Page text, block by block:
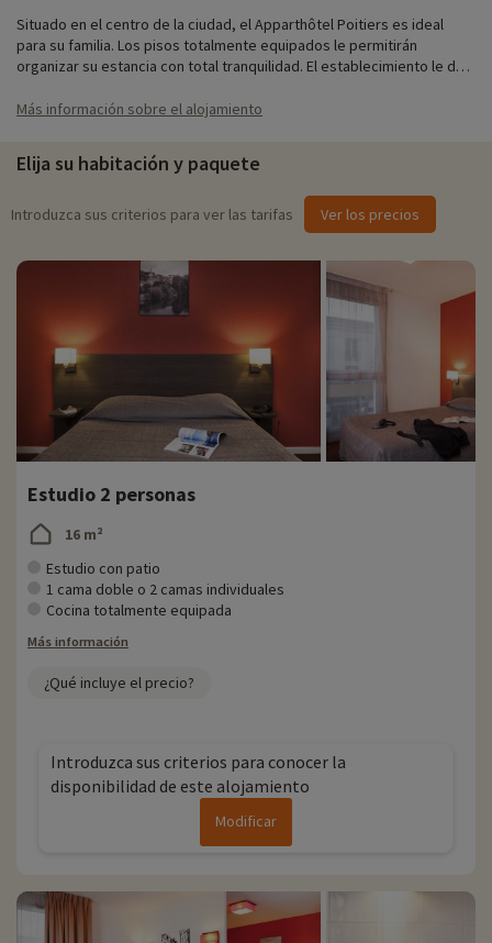
Situado en el centro de la ciudad, el Apparthôtel Poitiers es ideal
para su familia. Los pisos totalmente equipados le permitirán
organizar su estancia con total tranquilidad. El establecimiento le da
atractivos de la ciudad. Bonus: ¡la piscina hará las delicias de los
♥iNuestra actividad favorita
- Futuroscope: abierto todos los días durante las vacaciones escolares y
' Situado a 15 minutos en coche de la residencia
' Un parque dedicado al mundo del futuro
' Atracciones y espectáculos para todas las edades
' Gratuito para menores de 5 años
Más información sobre el alojamiento
Elija su habitación y paquete
Introduzca sus criterios para ver las tarifas Ver los precios
Estudio 2 personas
16 m²
Estudio con patio
1 cama doble o 2 camas individuales
Cocina totalmente equipada
Más información
¿Qué incluye el precio?
Introduzca sus criterios para conocer la
disponibilidad de este alojamiento
Modificar